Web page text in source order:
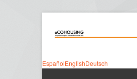
EspañolEnglishDeutsch